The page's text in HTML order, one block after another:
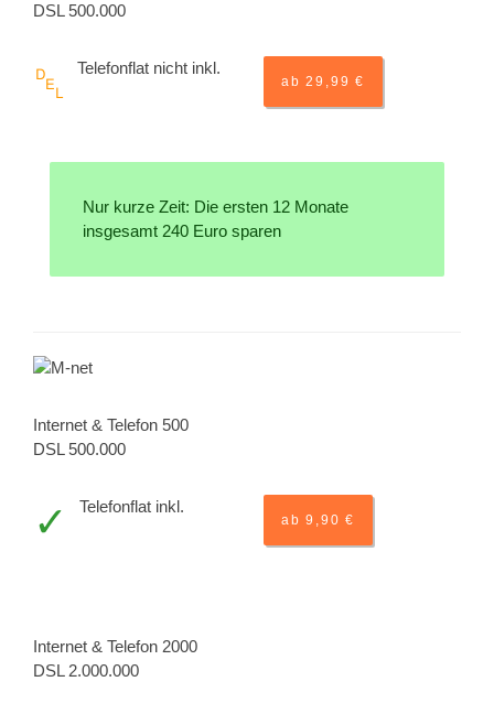
DSL 500.000
Telefonflat nicht inkl.
ab 29,99 €
Nur kurze Zeit: Die ersten 12 Monate
insgesamt 240 Euro sparen
Internet & Telefon 500
DSL 500.000
Telefonflat inkl.
ab 9,90 €
Internet & Telefon 2000
DSL 2.000.000